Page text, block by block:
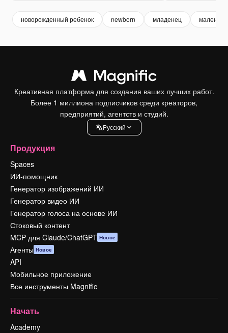
новорожденный ребенок newborn младенец
Креативная платформа для создания ваших лучших работ.
Более 1 миллиона подписчиков среди креаторов,
предприятий, агентств и студий.
Pусский
Продукция
Spaces
ИИ-помощник
Генератор изображений ИИ
Генератор видео ИИ
Генератор голоса на основе ИИ
Стоковый контент
MCP для Claude/ChatGPT Новое
Агенты Новое
API
Мобильное приложение
Все инструменты Magnific
Начать
Academy